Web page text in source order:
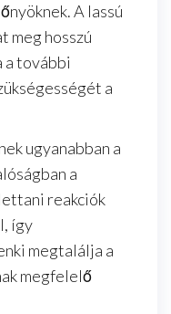
A lassú
meg hosszú
a további
a
ugyanabban a
a
reakciók
így
megtalálja a
megfelelő